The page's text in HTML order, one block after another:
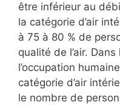
être inférieur au
la catégorie d’air
à 75 à 80 % de
qualité de l’air.
l’occupation
catégorie d’air
le nombre de